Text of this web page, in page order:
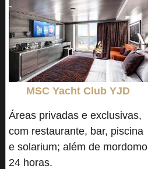
MSC Yacht Club YJD
Áreas privadas e exclusivas,
com restaurante, bar, piscina
e solarium; além de mordomo
24 horas.